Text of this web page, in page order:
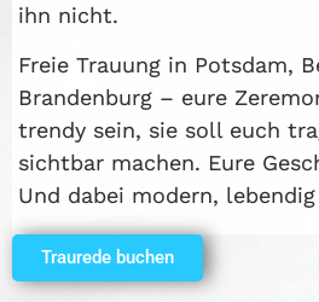
ihn nicht.
Freie Trauung in Potsdam,
Brandenburg – eure
trendy sein, sie soll euch
sichtbar machen. Eure
Und dabei modern,
Traurede buchen